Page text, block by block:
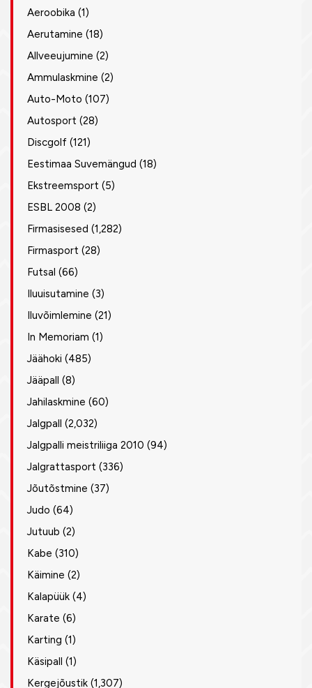
Aeroobika (1)
Aerutamine (18)
Allveeujumine (2)
Ammulaskmine (2)
Auto-Moto (107)
Autosport (28)
Discgolf (121)
Eestimaa Suvemängud (18)
Ekstreemsport (5)
ESBL 2008 (2)
Firmasisesed (1,282)
Firmasport (28)
Futsal (66)
Iluuisutamine (3)
Iluvõimlemine (21)
In Memoriam (1)
Jäähoki (485)
Jääpall (8)
Jahilaskmine (60)
Jalgpall (2,032)
Jalgpalli meistriliiga 2010 (94)
Jalgrattasport (336)
Jõutõstmine (37)
Judo (64)
Jutuub (2)
Kabe (310)
Käimine (2)
Kalapüük (4)
Karate (6)
Karting (1)
Käsipall (1)
Kergejõustik (1,307)